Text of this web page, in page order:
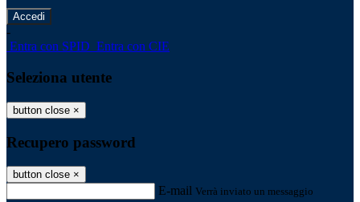
-
Entra con SPID Entra con CIE
Seleziona utente
button close ×
Recupero password
button close ×
E-mail Verrà inviato un messaggio